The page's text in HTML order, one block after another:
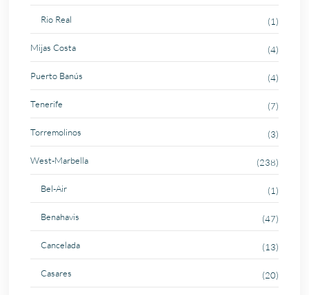
Rio Real (1)
Mijas Costa (4)
Puerto Banús (4)
Tenerife (7)
Torremolinos (3)
West-Marbella (238)
Bel-Air (1)
Benahavis (47)
Cancelada (13)
Casares (20)